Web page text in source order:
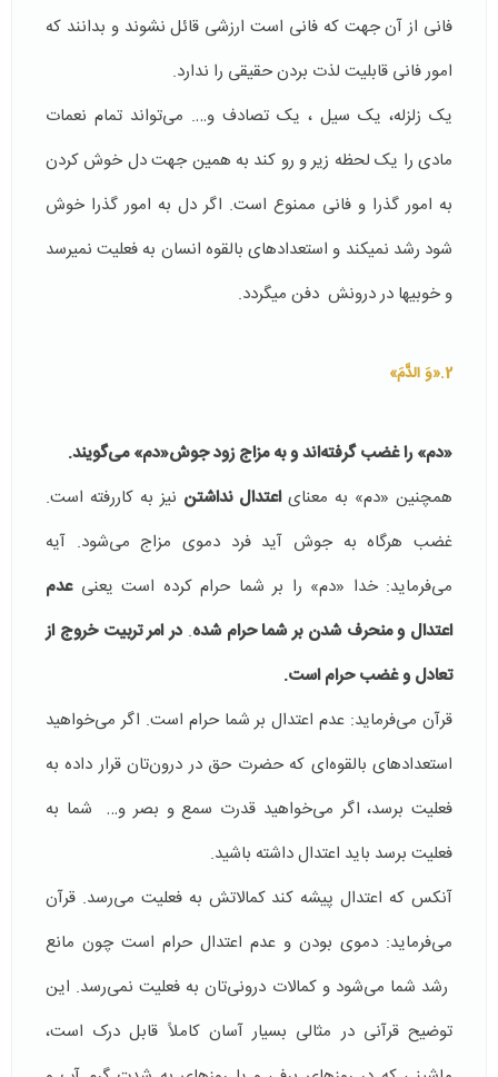
فانی از آن جهت که فانی است ارزشی قائل نشوند و بدانند که
امور فانی قابلیت لذت بردن حقیقی را ندارد.
یک زلزله، یک سیل ، یک تصادف و…. می‌تواند تمام نعمات
مادی را یک لحظه زیر و رو ‌کند به همین جهت دل خوش کردن
به امور گذرا و فانی ممنوع است. اگر دل به امور گذرا خوش
شود رشد نمی‎کند و استعدادهای بالقوه انسان به فعلیت نمی‎رسد
و خوبیها در درونش دفن میگردد.
2.«وَ الدَّمَ»
«دم» را غضب گرفته‌اند و به مزاج زود جوش«دم» می‌گویند.
همچنین «دم» به معنایاعتدال نداشتن نیز به کاررفته است.
غضب هرگاه به جوش آید فرد دموی مزاج می‌شود. آیه
می‌فرماید: خدا «دم» را بر شما حرام کرده است یعنیعدم
اعتدال و منحرف شدن بر شما حرام شده. در امر تربیت خروج از
تعادل و غضب حرام است.
قرآن می‌فرماید: عدم اعتدال بر شما حرام است. اگر می‌خواهید
استعدادهای بالقوه‌ای که حضرت حق در درون‌تان قرار داده به
فعلیت برسد، اگر می‌خواهید قدرت سمع و بصر و… شما به
فعلیت برسد باید اعتدال داشته باشید.
آنکس که اعتدال پیشه کند کمالاتش به فعلیت می‌رسد. قرآن
می‌فرماید: دموی بودن و عدم اعتدال حرام است چون مانع
رشد شما می‌شود و کمالات درونی‌تان به فعلیت نمی‌رسد. این
توضیح قرآنی در مثالی بسیار آسان کاملاً قابل درک است،